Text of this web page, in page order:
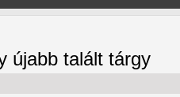
újabb talált tárgy